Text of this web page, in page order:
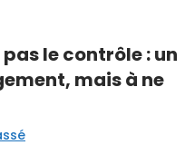
le contrôle : un
mais à ne